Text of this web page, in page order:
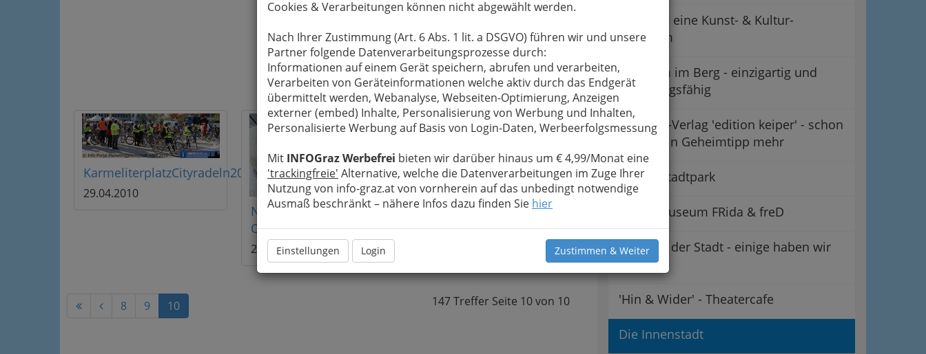
Cookies & Verarbeitungen können nicht abgewählt werden.
Nach Ihrer Zustimmung (Art. 6 Abs. 1 lit. a DSGVO) führen wir und unsere
Partner folgende Datenverarbeitungsprozesse durch:
Informationen auf einem Gerät speichern, abrufen und verarbeiten,
Verarbeiten von Geräteinformationen welche aktiv durch das Endgerät
übermittelt werden, Webanalyse, Webseiten-Optimierung, Anzeigen
externer (embed) Inhalte, Personalisierung von Werbung und Inhalten,
Personalisierte Werbung auf Basis von Login-Daten, Werbeerfolgsmessung
Mit INFOGraz Werbefrei bieten wir darüber hinaus um € 4,99/Monat eine
'trackingfreie' Alternative, welche die Datenverarbeitungen im Zuge Ihrer
Nutzung von info-graz.at von vornherein auf das unbedingt notwendige
Ausmaß beschränkt – nähere Infos dazu finden Sie hier
Einstellungen Login Zustimmen & Weiter
KarmeliterplatzCityradeln20100428
29.04.2010
Next Liberty
Osteraktion
27.03.2010
zzAlben Advent 2009
06.12.2009
147 Treffer Seite 10von 10
8 9 10
CuntRa – eine Kunst- & Kultur-
Plattform
Der Dom im Berg - einzigartig und
wandlungsfähig
Literatur-Verlag 'edition keiper' - schon
lange kein Geheimtipp mehr
Forum Stadtpark
Kindermuseum FRida & freD
Galerien der Stadt - einige haben wir
'einzeln'
'Hin & Wider' - Theatercafe
Die Innenstadt